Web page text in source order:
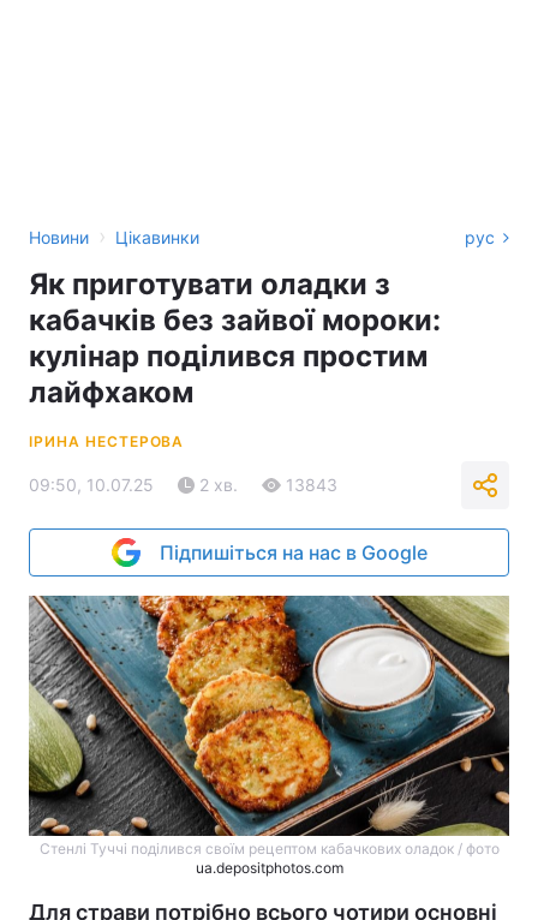
Новини › Цікавинки рус
Як приготувати оладки з
кабачків без зайвої мороки:
кулінар поділився простим
лайфхаком
ІРИНА НЕСТЕРОВА
09:50, 10.07.25 2 хв. 13843
Підпишіться на нас в Google
Стенлі Туччі поділився своїм рецептом кабачкових оладок / фото
ua.depositphotos.com
Для страви потрібно всього чотири основні